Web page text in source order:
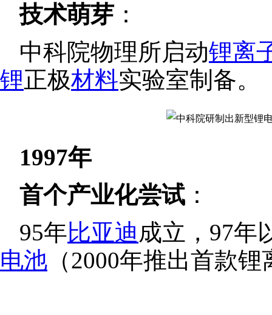
技术萌芽 ：
中科院物理所启动锂离
锂正极材料实验室制备。
1997年
首个产业化尝试 ：
95年比亚迪成立，97年
电池 （2000年推出首款